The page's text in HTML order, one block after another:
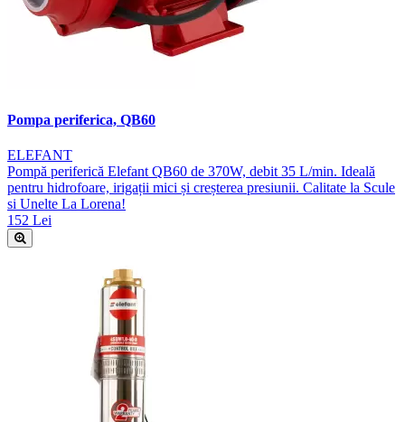
Pompa periferica, QB60
ELEFANT
Pompă periferică Elefant QB60 de 370W, debit 35 L/min. Ideală
pentru hidrofoare, irigații mici și creșterea presiunii. Calitate la Scule
si Unelte La Lorena!
152 Lei